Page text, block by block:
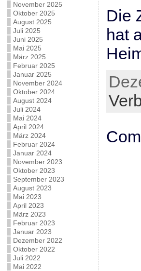
November 2025
Oktober 2025
August 2025
Juli 2025
Juni 2025
Mai 2025
März 2025
Februar 2025
Januar 2025
November 2024
Oktober 2024
August 2024
Juli 2024
Mai 2024
April 2024
März 2024
Februar 2024
Januar 2024
November 2023
Oktober 2023
September 2023
August 2023
Mai 2023
April 2023
März 2023
Februar 2023
Januar 2023
Dezember 2022
Oktober 2022
Juli 2022
Mai 2022
Die
hat